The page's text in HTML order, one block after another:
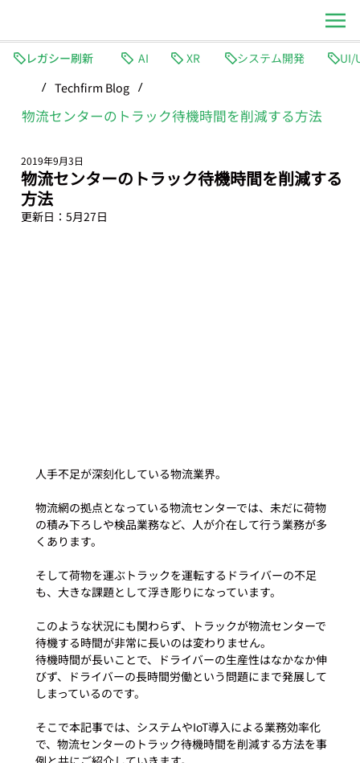
レガシー刷新 AI XR
システム開発
/ Techfirm Blog /
物流センターのトラック待機時間を削減する方法
物流センターのトラック待機時間を削減する
方法
2019年9月3日
更新日： 5月27日
人手不足が深刻化している物流業界。
物流網の拠点となっている物流センターでは、未だに荷物
の積み下ろしや検品業務など、人が介在して行う業務が多
くあります。
そして荷物を運ぶトラックを運転するドライバーの不足
も、大きな課題として浮き彫りになっています。
このような状況にも関わらず、トラックが物流センターで
待機する時間が非常に長いのは変わりません。
待機時間が長いことで、ドライバーの生産性はなかなか伸
びず、ドライバーの長時間労働という問題にまで発展して
しまっているのです。
そこで本記事では、システムやIoT導入による業務効率化
で、物流センターのトラック待機時間を削減する方法を事